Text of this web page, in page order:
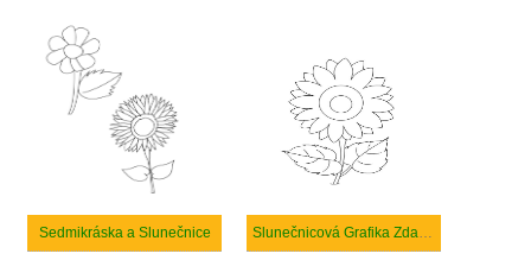
Sedmikráska a Slunečnice Slunečnicová Grafika Zdarma